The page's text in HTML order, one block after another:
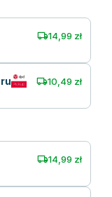
14,99 zł
10,49 zł
14,99 zł